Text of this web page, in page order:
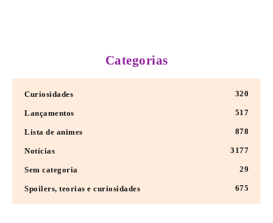
Categorias
Curiosidades 320
Lançamentos 517
Lista de animes 878
Notícias 3177
Sem categoria 29
Spoilers, teorias e curiosidades 675